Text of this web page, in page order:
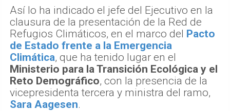
Así lo ha indicado el jefe del Ejecutivo en la
clausura de la presentación de la Red de
Refugios Climáticos, en el marco del Pacto
de Estado frente a la Emergencia
Climática, que ha tenido lugar en el
Ministerio para la Transición Ecológica y el
Reto Demográfico, con la presencia de la
vicepresidenta tercera y ministra del ramo,
Sara Aagesen.